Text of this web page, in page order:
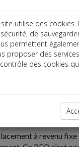
CAPITAUX
à revenu
utilise des cookies.
de
permettent
proposer des
des cookies